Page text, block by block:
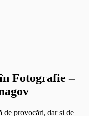
Fotografie –
de provocări, dar și de